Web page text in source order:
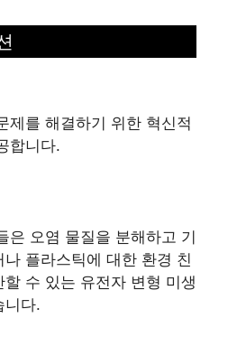
제를 해결하기 위한 혁신적
합니다.
은 오염 물질을 분해하고 기
플라스틱에 대한 환경 친
수 있는 유전자 변형 미생
니다.